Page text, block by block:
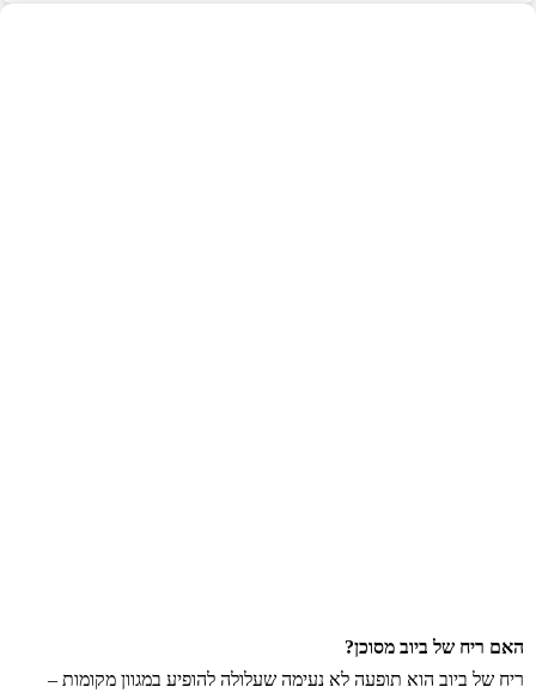
האם ריח של ביוב מסוכן?
ריח של ביוב הוא תופעה לא נעימה שעלולה להופיע במגוון מקומות –